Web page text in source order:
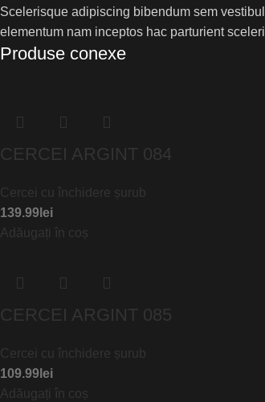
Scelerisque adipiscing bibendum sem
elementum nam inceptos hac parturient
Produse conexe
CERCEI ARGINT 084
Cercei cu închidere șurub
139.99 lei
Adăugați în coș
CERCEI ARGINT 085
Cercei cu închidere șurub
109.99 lei
Adăugați în coș